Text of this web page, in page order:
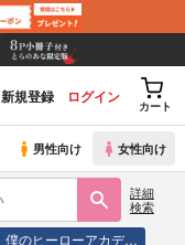
新規登録 ログイン
カート
男性向け 女性向け
詳細
検索
僕のヒーローアカデ…